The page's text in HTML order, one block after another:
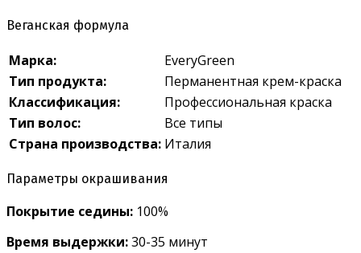
Веганская формула
Марка:
EveryGreen
Тип продукта:
Перманентная крем-краска
Классификация:
Профессиональная краска
Тип волос:
Все типы
Страна производства: Италия
Параметры окрашивания
Покрытие седины: 100%
Время выдержки:30-35 минут